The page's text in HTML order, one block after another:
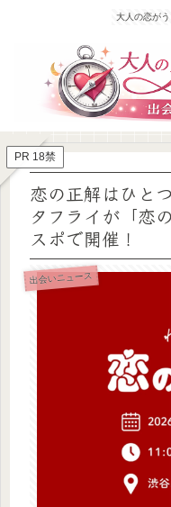
大人の恋がう
PR 18禁
恋の正解はひと
タフライが「恋
スポで開催！
出会いニュース